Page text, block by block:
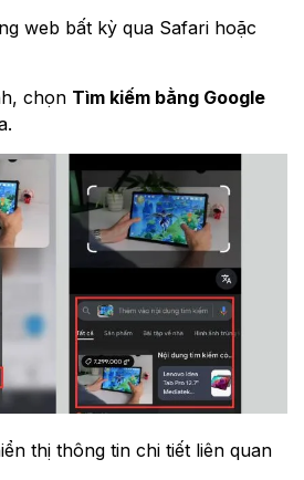
web bất kỳ qua Safari hoặc
chọn Tìm kiếm bằng Google
thị thông tin chi tiết liên quan